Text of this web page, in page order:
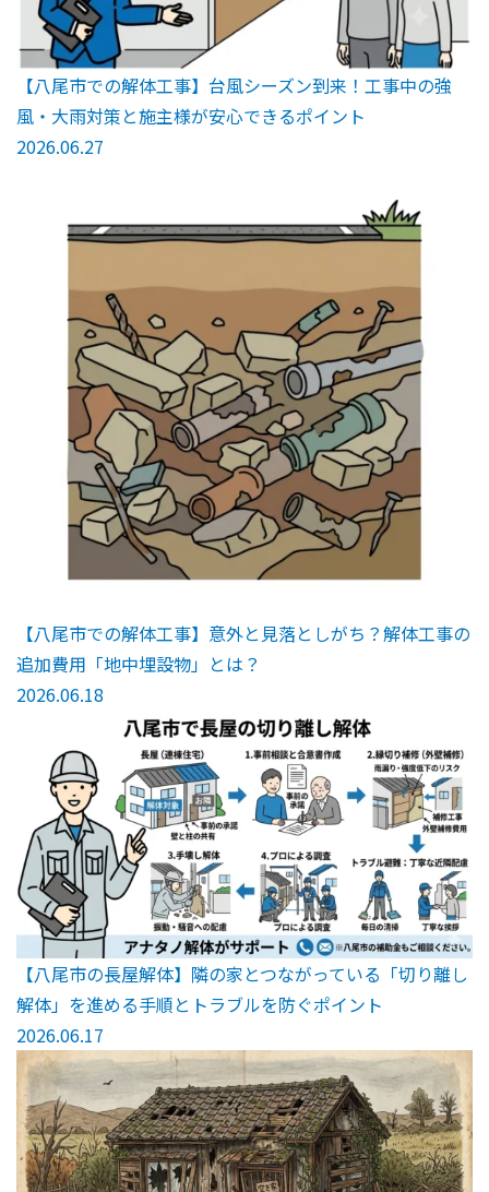
【八尾市での解体工事】台風シーズン到来！工事中の強
風・大雨対策と施主様が安心できるポイント
2026.06.27
【八尾市での解体工事】意外と見落としがち？解体工事の
追加費用「地中埋設物」とは？
2026.06.18
【八尾市の長屋解体】隣の家とつながっている「切り離し
解体」を進める手順とトラブルを防ぐポイント
2026.06.17